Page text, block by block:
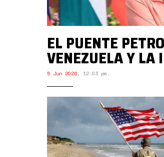
EL PUENTE
VENEZUELA Y LA
5 Jun 2026, 12:03 pm.